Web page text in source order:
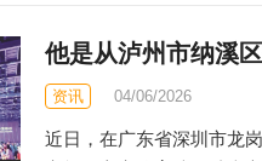
他是从泸州市纳溪
资讯 04/06/2026
近日，在广东省深圳市龙